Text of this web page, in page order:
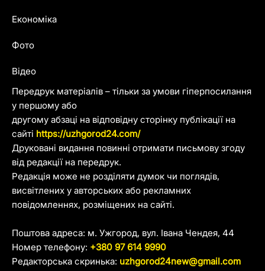
Передрук матеріалів – тільки за умови гіперпосилання
у першому або
другому абзаці на відповідну сторінку публікації на
сайті https://uzhgorod24.com/
Друковані видання повинні отримати письмову згоду
від редакції на передрук.
Редакція може не розділяти думок чи поглядів,
висвітлених у авторських або рекламних
повідомленнях, розміщених на сайті.
Поштова адреса: м. Ужгород, вул. Івана Чендея, 44
Номер телефону: +380 97 614 9990
Редакторська скринька: uzhgorod24new@gmail.com
Економіка
Фото
Відео